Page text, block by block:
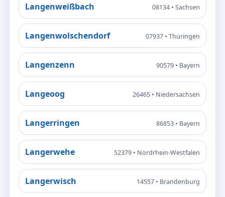
Langenweißbach 08134 • Sachsen
Langenwolschendorf 07937 • Thüringen
Langenzenn 90579 • Bayern
Langeoog 26465 • Niedersachsen
Langerringen 86853 • Bayern
Langerwehe 52379 • Nordrhein-Westfalen
Langerwisch 14557 • Brandenburg